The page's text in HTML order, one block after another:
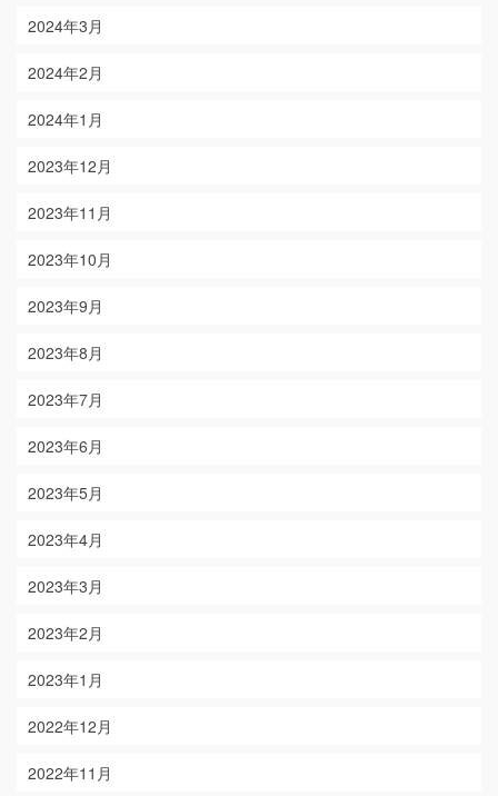
2024年3月
2024年2月
2024年1月
2023年12月
2023年11月
2023年10月
2023年9月
2023年8月
2023年7月
2023年6月
2023年5月
2023年4月
2023年3月
2023年2月
2023年1月
2022年12月
2022年11月